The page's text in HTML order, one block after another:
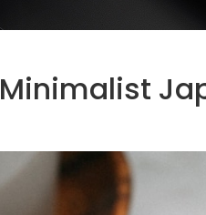
Minimalist